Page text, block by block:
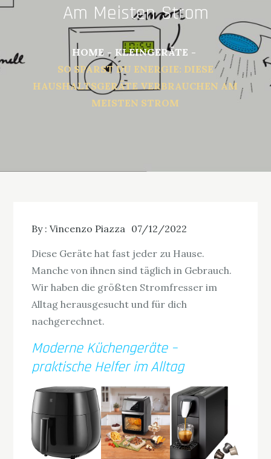
Am Meisten Strom
HOME
KLEINGERÄTE
SO SPARST DU ENERGIE: DIESE
HAUSHALTSGERÄTE VERBRAUCHEN AM
MEISTEN STROM
By :Vincenzo Piazza 07/12/2022
Diese Geräte hat fast jeder zu Hause.
Manche von ihnen sind täglich in Gebrauch.
Wir haben die größten Stromfresser im
Alltag herausgesucht und für dich
nachgerechnet.
Moderne Küchengeräte –
praktische Helfer im Alltag